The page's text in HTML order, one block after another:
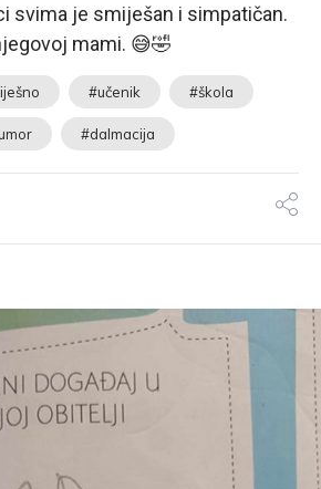
svima je smiješan i simpatičan.
mami. 😅🤣
#učenik #škola
#dalmacija